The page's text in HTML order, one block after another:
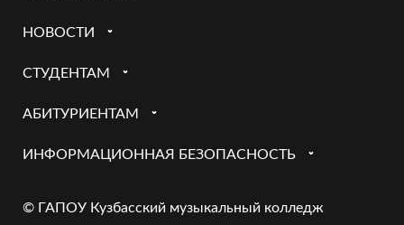
НОВОСТИ
СТУДЕНТАМ
АБИТУРИЕНТАМ
ИНФОРМАЦИОННАЯ БЕЗОПАСНОСТЬ
© ГАПОУ Кузбасский музыкальный колледж